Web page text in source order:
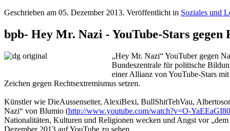
Geschrieben am 05. Dezember 2013. Veröffentlicht in Soziales und
bpb- Hey Mr. Nazi - YouTube-Stars gegen
„Hey Mr. Nazi“ YouTuber gegen
Bundeszentrale für politische
einer Allianz von YouTube-Stars
Zeichen gegen Rechtsextremismus setzen.
Künstler wie DieAussenseiter, AlexiBexi, BullShitTehVau,
Nazi“ von Blumio (http://www.youtube.com/watch?v=O-YaEEaGI80
Nationalitäten, Kulturen und Religionen wecken und Angst vor
Dezember 2013 auf YouTube zu sehen.